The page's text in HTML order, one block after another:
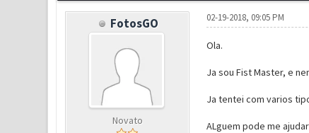
FotosGO
Novato
02-19-2018, 09:05 PM
Ola.
Ja sou Fist Master, e
Ja tentei com varios
ALguem pode me